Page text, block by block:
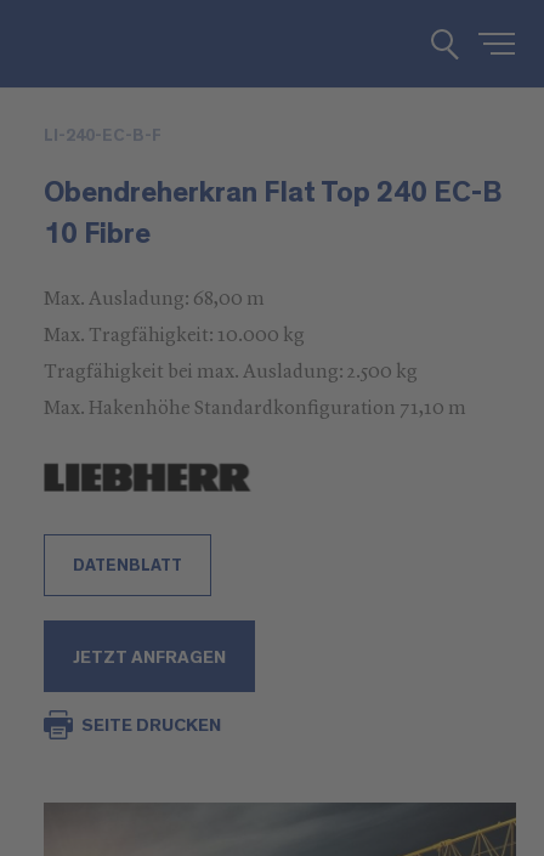
LI-240-EC-B-F
Obendreherkran Flat Top 240 EC-B
10 Fibre
Max. Ausladung: 68,00 m
Max. Tragfähigkeit: 10.000 kg
Tragfähigkeit bei max. Ausladung: 2.500 kg
Max. Hakenhöhe Standardkonfiguration 71,10 m
DATENBLATT
JETZT ANFRAGEN
SEITE DRUCKEN